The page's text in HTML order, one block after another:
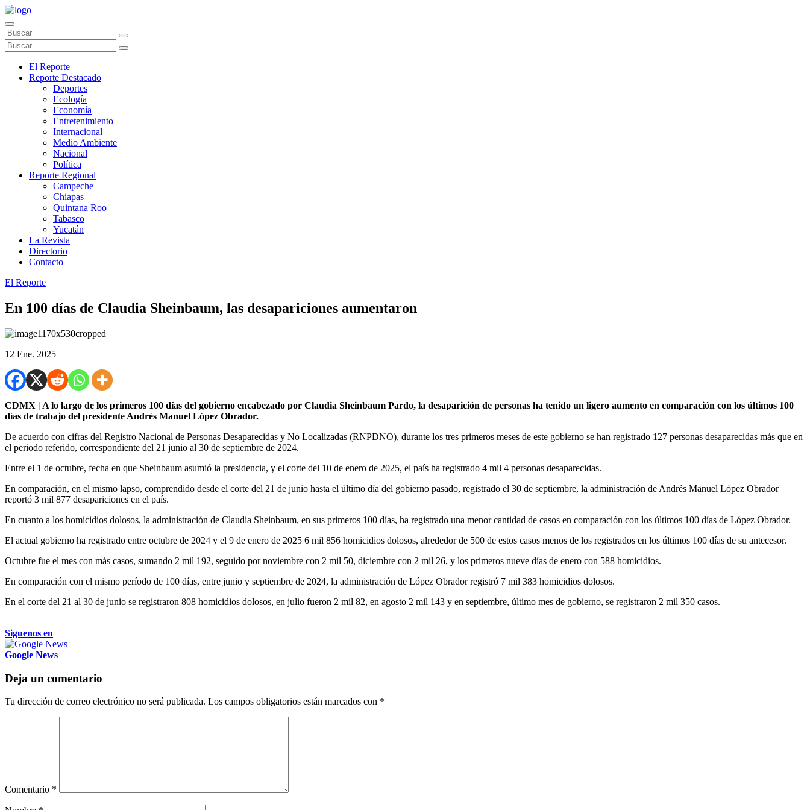
El Reporte
Reporte Destacado
Deportes
Ecología
Economía
Entretenimiento
Internacional
Medio Ambiente
Nacional
Política
Reporte Regional
Campeche
Chiapas
Quintana Roo
Tabasco
Yucatán
La Revista
Directorio
Contacto
El Reporte
En 100 días de Claudia Sheinbaum, las desapariciones aumentaron
12 Ene. 2025
CDMX | A lo largo de los primeros 100 días del gobierno encabezado por Claudia Sheinbaum Pardo, la desaparición de personas ha tenido un ligero aumento en comparación con los últimos 100
días de trabajo del presidente Andrés Manuel López Obrador.
De acuerdo con cifras del Registro Nacional de Personas Desaparecidas y No Localizadas (RNPDNO), durante los tres primeros meses de este gobierno se han registrado 127 personas desaparecidas más que en
el periodo referido, correspondiente del 21 junio al 30 de septiembre de 2024.
Entre el 1 de octubre, fecha en que Sheinbaum asumió la presidencia, y el corte del 10 de enero de 2025, el país ha registrado 4 mil 4 personas desaparecidas.
En comparación, en el mismo lapso, comprendido desde el corte del 21 de junio hasta el último día del gobierno pasado, registrado el 30 de septiembre, la administración de Andrés Manuel López Obrador
reportó 3 mil 877 desapariciones en el país.
En cuanto a los homicidios dolosos, la administración de Claudia Sheinbaum, en sus primeros 100 días, ha registrado una menor cantidad de casos en comparación con los últimos 100 días de López Obrador.
El actual gobierno ha registrado entre octubre de 2024 y el 9 de enero de 2025 6 mil 856 homicidios dolosos, alrededor de 500 de estos casos menos de los registrados en los últimos 100 días de su antecesor.
Octubre fue el mes con más casos, sumando 2 mil 192, seguido por noviembre con 2 mil 50, diciembre con 2 mil 26, y los primeros nueve días de enero con 588 homicidios.
En comparación con el mismo período de 100 días, entre junio y septiembre de 2024, la administración de López Obrador registró 7 mil 383 homicidios dolosos.
En el corte del 21 al 30 de junio se registraron 808 homicidios dolosos, en julio fueron 2 mil 82, en agosto 2 mil 143 y en septiembre, último mes de gobierno, se registraron 2 mil 350 casos.
Siguenos en
Google News
Deja un comentario
Tu dirección de correo electrónico no será publicada. Los campos obligatorios están marcados con *
Comentario *